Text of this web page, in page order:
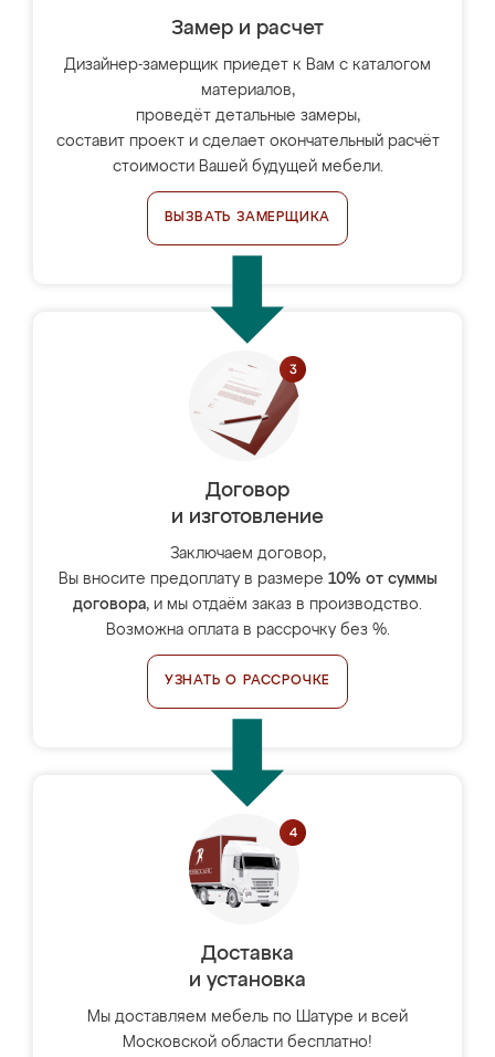
Замер и расчет
Дизайнер-замерщик приедет к Вам с каталогом
материалов,
проведёт детальные замеры,
составит проект и сделает окончательный расчёт
стоимости Вашей будущей мебели.
ВЫЗВАТЬ ЗАМЕРЩИКА
Договор
и изготовление
Заключаем договор,
Вы вносите предоплату в размере 10% от суммы
договора, и мы отдаём заказ в производство.
Возможна оплата в рассрочку без %.
УЗНАТЬ О РАССРОЧКЕ
Доставка
и установка
Мы доставляем мебель по Шатуре и всей
Московской области бесплатно!